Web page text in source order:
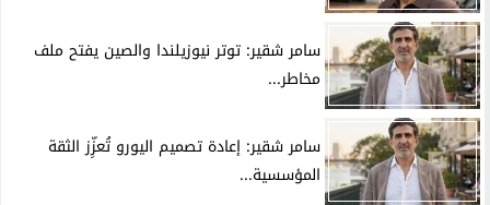
سامر شقير: توتر نيوزيلندا والصين يفتح ملف
مخاطر...
سامر شقير: إعادة تصميم اليورو تُعزِّز الثقة
المؤسسية...